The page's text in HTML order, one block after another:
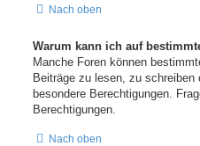
Nach oben
Warum kann ich auf
Manche Foren können
Beiträge zu lesen, zu schreiben
besondere Berechtigungen.
Berechtigungen.
Nach oben